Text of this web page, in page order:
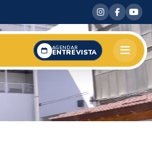
AGENDAR
ENTREVISTA